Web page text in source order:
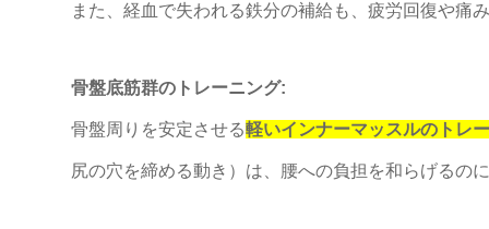
また、経血で失われる鉄分の補給も、疲労回復や痛
骨盤底筋群のトレーニング:
骨盤周りを安定させる軽いインナーマッスルのトレ
尻の穴を締める動き）は、腰への負担を和らげるの